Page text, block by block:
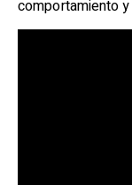
comportamiento